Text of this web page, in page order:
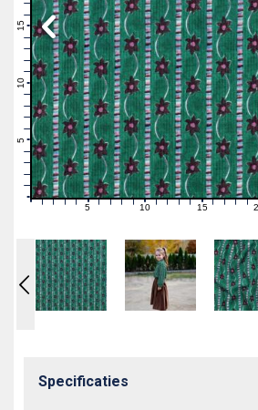
0
4
5
6
7
11
12
13
14
15
16
0 1 2 3 4 5 6 7 89101112131415 1617181920
Specificaties